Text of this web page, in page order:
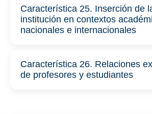
Característica 25. Inserción de
institución en contextos
nacionales e internacionales
Característica 26. Relaciones
de profesores y estudiantes